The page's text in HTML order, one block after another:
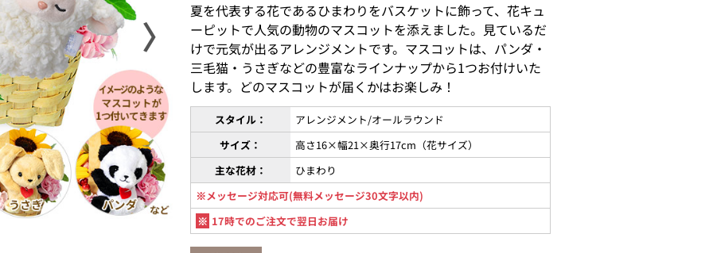
〉
夏を代表する花であるひまわりをバスケットに飾って、花キュ
ーピットで人気の動物のマスコットを添えました。見ているだ
けで元気が出るアレンジメントです。マスコットは、パンダ・
三毛猫・うさぎなどの豊富なラインナップから1つお付けいた
します。どのマスコットが届くかはお楽しみ！
スタイル：
アレンジメント/オールラウンド
サイズ：
高さ16×幅21×奥行17cm（花サイズ）
主な花材：
ひまわり
※メッセージ対応可(無料メッセージ30文字以内)
※ 17時でのご注文で翌日お届け